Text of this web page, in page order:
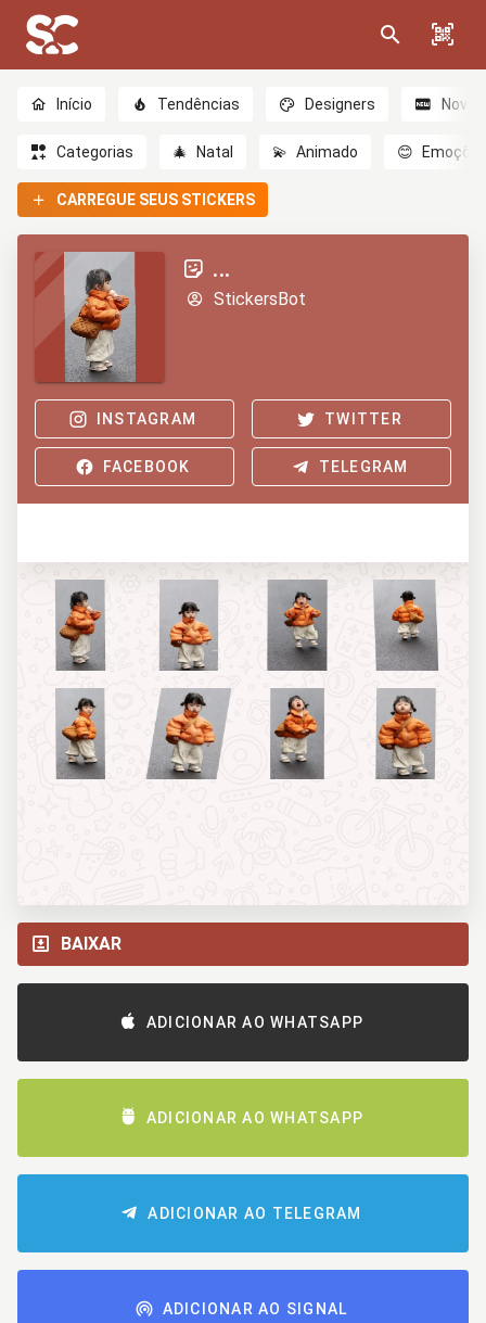
Início Tendências Designers Novo
Categorias 🎄 Natal 💫 Animado 😊
CARREGUE SEUS STICKERS
...
StickersBot
INSTAGRAM TWITTER
FACEBOOK TELEGRAM
BAIXAR
ADICIONAR AO WHATSAPP
ADICIONAR AO WHATSAPP
ADICIONAR AO TELEGRAM
ADICIONAR AO SIGNAL